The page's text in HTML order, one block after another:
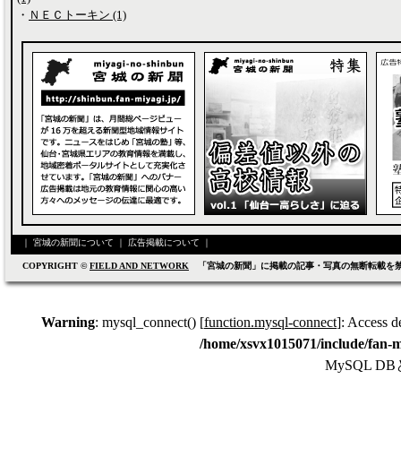
・ ＮＥＣトーキン (1)
｜ 宮城の新聞について ｜ 広告掲載について ｜
COPYRIGHT ©FIELD AND NETWORK 「宮城の新聞」に掲載の記事・写真の無断転載
Warning: mysql_connect() [function.mysql-connect]: Access
/home/xsvx1015071/include/
MySQL DB